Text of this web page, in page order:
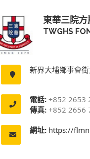
東華三院
TWGHS
新界大埔鄉事會
電話: +852 2653
傳真: +852 2656
網址: https://